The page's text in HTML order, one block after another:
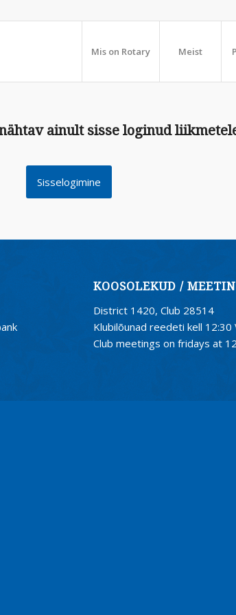
Mis on Rotary Meist
ainult sisse loginud
Sisselogimine
KOOSOLEKUD /
District 1420, Club 28514
Klubilõunad reedeti kell
Club meetings on fridays at